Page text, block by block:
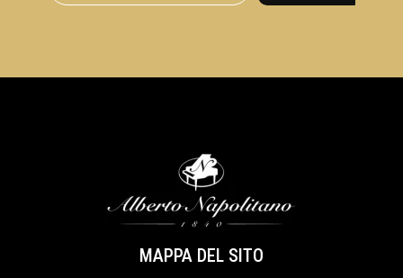
MAPPA DEL SITO